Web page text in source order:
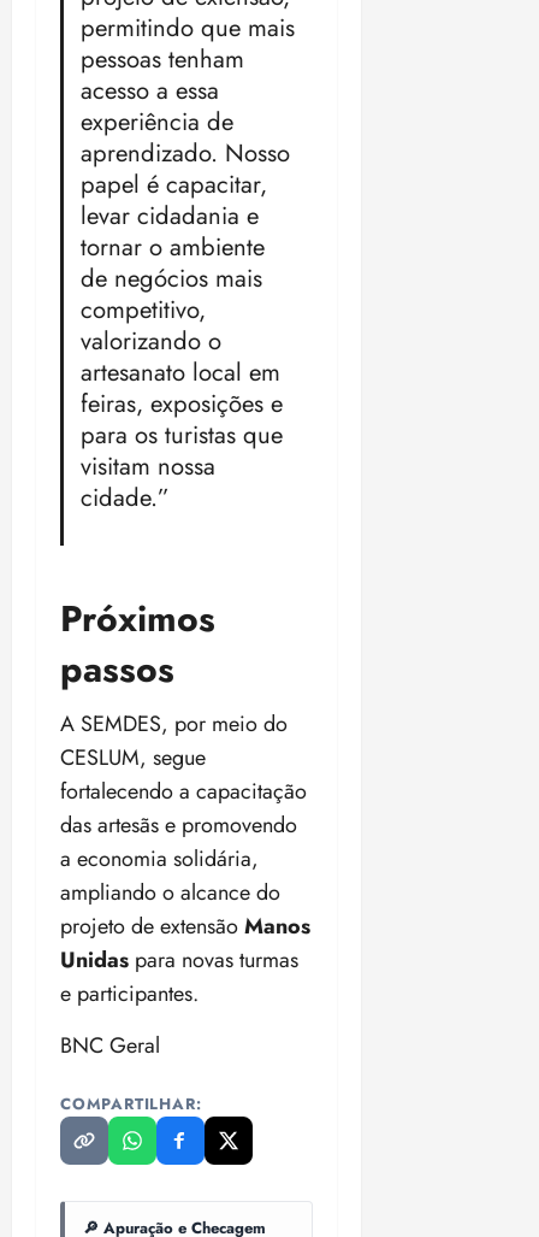
permitindo que mais
pessoas tenham
acesso a essa
experiência de
aprendizado. Nosso
papel é capacitar,
levar cidadania e
tornar o ambiente
de negócios mais
competitivo,
valorizando o
artesanato local em
feiras, exposições e
para os turistas que
visitam nossa
cidade.”
Próximos
passos
A SEMDES, por meio do
CESLUM, segue
fortalecendo a capacitação
das artesãs e promovendo
a economia solidária,
ampliando o alcance do
projeto de extensãoManos
Unidas para novas turmas
e participantes.
BNC Geral
COMPARTILHAR:
🔎 Apuração e Checagem